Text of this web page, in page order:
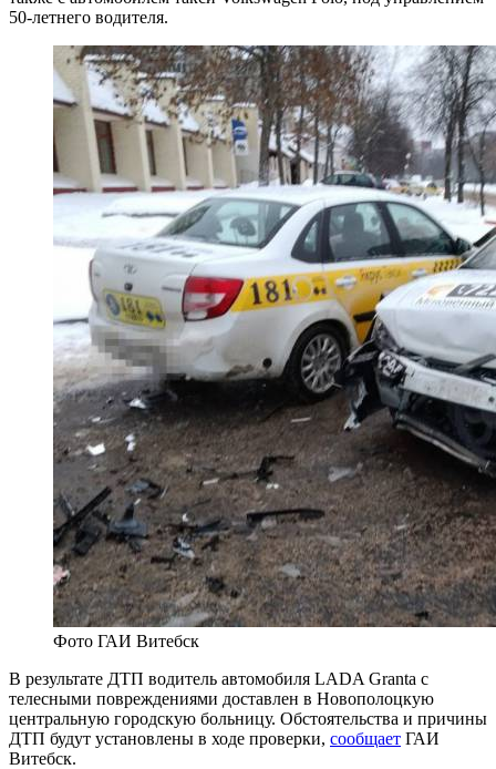
50-летнего водителя.
Фото ГАИ Витебск
В результате ДТП водитель автомобиля LADA Granta с
телесными повреждениями доставлен в Новополоцкую
центральную городскую больницу. Обстоятельства и причины
ДТП будут установлены в ходе проверки, сообщает ГАИ
Витебск.